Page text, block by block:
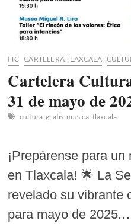
2025-
2030
ITC CARTELERA TLAXCALA
Cartelera
31 de mayo de
cultura gratis musica tlaxcala
¡Prepárense para
en Tlaxcala! 🌟 La
revelado su vibrante
para mayo de